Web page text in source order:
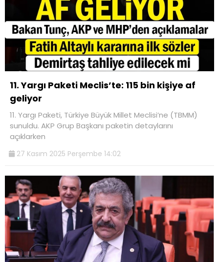
11. Yargı Paketi Meclis’te: 115 bin kişiye af
geliyor
11. Yargı Paketi, Türkiye Büyük Millet Meclisi’ne (TBMM)
sunuldu. AKP Grup Başkanı paketin detaylarını
açıklarken
27 Kasım 2025 Perşembe 14:02